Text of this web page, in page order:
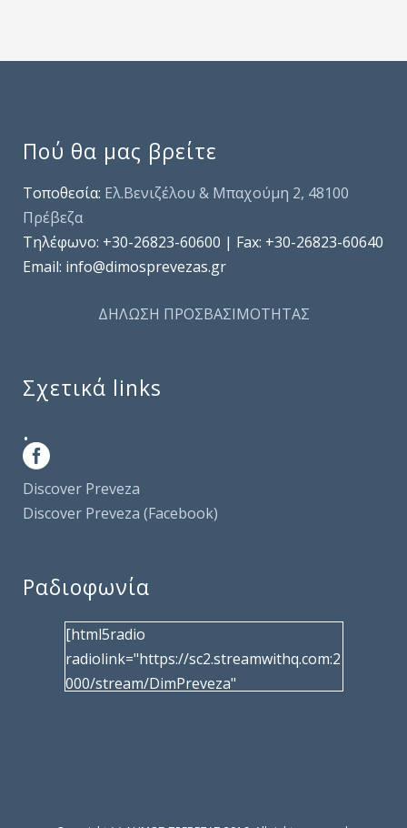
Πού θα μας βρείτε
Τοποθεσία: Ελ.Βενιζέλου & Μπαχούμη 2, 48100
Πρέβεζα
Τηλέφωνo: +30-26823-60600 | Fax: +30-26823-60640
Email: info@dimosprevezas.gr
ΔΗΛΩΣΗ ΠΡΟΣΒΑΣΙΜΟΤΗΤΑΣ
Σχετικά links
.
Discover Preveza
Discover Preveza (Facebook)
Ραδιοφωνία
[html5radio
radiolink="https://sc2.streamwithq.com:2
000/stream/DimPreveza"